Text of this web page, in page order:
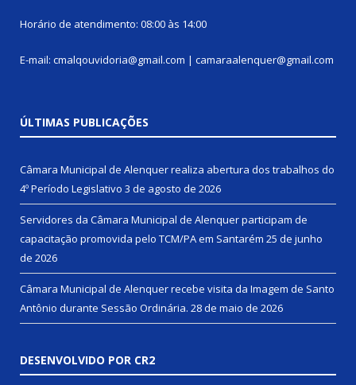
Horário de atendimento: 08:00 às 14:00
E-mail: cmalqouvidoria@gmail.com | camaraalenquer@gmail.com
ÚLTIMAS PUBLICAÇÕES
Câmara Municipal de Alenquer realiza abertura dos trabalhos do
4º Período Legislativo 3 de agosto de 2026
Servidores da Câmara Municipal de Alenquer participam de
capacitação promovida pelo TCM/PA em Santarém 25 de junho
de 2026
Câmara Municipal de Alenquer recebe visita da Imagem de Santo
Antônio durante Sessão Ordinária. 28 de maio de 2026
DESENVOLVIDO POR CR2